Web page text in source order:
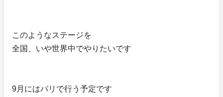
このようなステージを
全国、いや世界中でやりたいです
9月にはパリで行う予定です